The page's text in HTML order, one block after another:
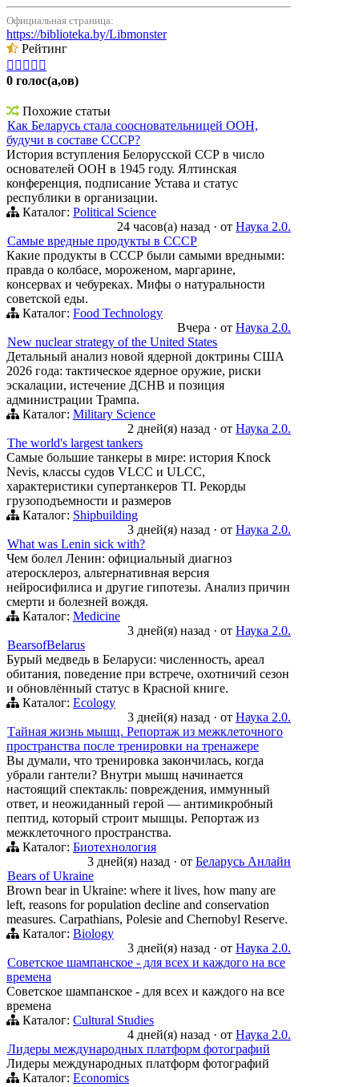
Официальная страница:
https://biblioteka.by/Libmonster
Рейтинг
    
0 голос(а,ов)
Похожие статьи
Как Беларусь стала соосновательницей ООН,
будучи в составе СССР?
История вступления Белорусской ССР в число
основателей ООН в 1945 году. Ялтинская
конференция, подписание Устава и статус
республики в организации.
Каталог: Political Science
24 часов(а) назад · от Наука 2.0.
Самые вредные продукты в СССР
Какие продукты в СССР были самыми вредными:
правда о колбасе, мороженом, маргарине,
консервах и чебуреках. Мифы о натуральности
советской еды.
Каталог: Food Technology
Вчера · от Наука 2.0.
New nuclear strategy of the United States
Детальный анализ новой ядерной доктрины США
2026 года: тактическое ядерное оружие, риски
эскалации, истечение ДСНВ и позиция
администрации Трампа.
Каталог: Military Science
2 дней(я) назад · от Наука 2.0.
The world's largest tankers
Самые большие танкеры в мире: история Knock
Nevis, классы судов VLCC и ULCC,
характеристики супертанкеров TI. Рекорды
грузоподъемности и размеров
Каталог: Shipbuilding
3 дней(я) назад · от Наука 2.0.
What was Lenin sick with?
Чем болел Ленин: официальный диагноз
атеросклероз, альтернативная версия
нейросифилиса и другие гипотезы. Анализ причин
смерти и болезней вождя.
Каталог: Medicine
3 дней(я) назад · от Наука 2.0.
BearsofBelarus
Бурый медведь в Беларуси: численность, ареал
обитания, поведение при встрече, охотничий сезон
и обновлённый статус в Красной книге.
Каталог: Ecology
3 дней(я) назад · от Наука 2.0.
Тайная жизнь мышц. Репортаж из межклеточного
пространства после тренировки на тренажере
Вы думали, что тренировка закончилась, когда
убрали гантели? Внутри мышц начинается
настоящий спектакль: повреждения, иммунный
ответ, и неожиданный герой — антимикробный
пептид, который строит мышцы. Репортаж из
межклеточного пространства.
Каталог: Биотехнология
3 дней(я) назад · от Беларусь Анлайн
Bears of Ukraine
Brown bear in Ukraine: where it lives, how many are
left, reasons for population decline and conservation
measures. Carpathians, Polesie and Chernobyl Reserve.
Каталог: Biology
3 дней(я) назад · от Наука 2.0.
Советское шампанское - для всех и каждого на все
времена
Советское шампанское - для всех и каждого на все
времена
Каталог: Cultural Studies
4 дней(я) назад · от Наука 2.0.
Лидеры международных платформ фотографий
Лидеры международных платформ фотографий
Каталог: Economics